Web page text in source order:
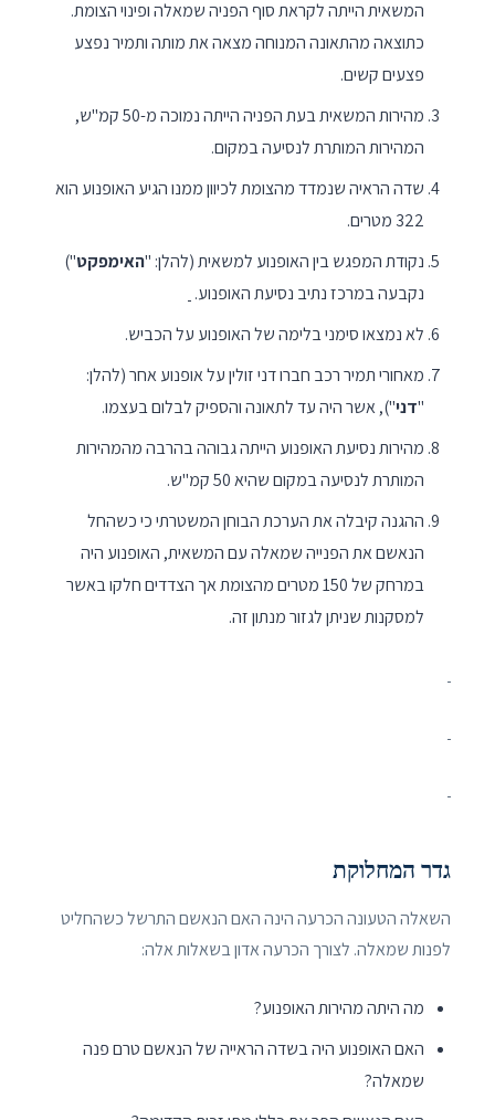
המשאית הייתה לקראת סוף הפניה שמאלה ופינוי הצומת.
כתוצאה מהתאונה המנוחה מצאה את מותה ותמיר נפצע
פצעים קשים.
מהירות המשאית בעת הפניה הייתה נמוכה מ-50 קמ"ש,
המהירות המותרת לנסיעה במקום.
שדה הראיה שנמדד מהצומת לכיוון ממנו הגיע האופנוע הוא
322 מטרים.
נקודת המפגש בין האופנוע למשאית (להלן: "האימפקט")
נקבעה במרכז נתיב נסיעת האופנוע.
לא נמצאו סימני בלימה של האופנוע על הכביש.
מאחורי תמיר רכב חברו דני זולין על אופנוע אחר (להלן:
"דני"), אשר היה עד לתאונה והספיק לבלום בעצמו.
מהירות נסיעת האופנוע הייתה גבוהה בהרבה מהמהירות
המותרת לנסיעה במקום שהיא 50 קמ"ש.
ההגנה קיבלה את הערכת הבוחן המשטרתי כי כשהחל
הנאשם את הפנייה שמאלה עם המשאית, האופנוע היה
במרחק של 150 מטרים מהצומת אך הצדדים חלקו באשר
למסקנות שניתן לגזור מנתון זה.
גדר המחלוקת
השאלה הטעונה הכרעה הינה האם הנאשם התרשל כשהחליט
לפנות שמאלה. לצורך הכרעה אדון בשאלות אלה:
מה היתה מהירות האופנוע?
האם האופנוע היה בשדה הראייה של הנאשם טרם פנה
שמאלה?